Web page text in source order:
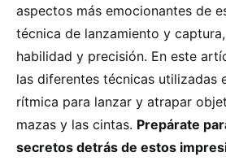
aspectos más emocionantes de
técnica de lanzamiento y
habilidad y precisión. En este
las diferentes técnicas utilizadas
rítmica para lanzar y atrapar
mazas y las cintas. Prepárate
secretos detrás de estos